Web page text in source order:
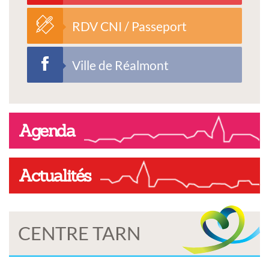
RDV CNI / Passeport
Ville de Réalmont
Agenda
Actualités
CENTRE TARN